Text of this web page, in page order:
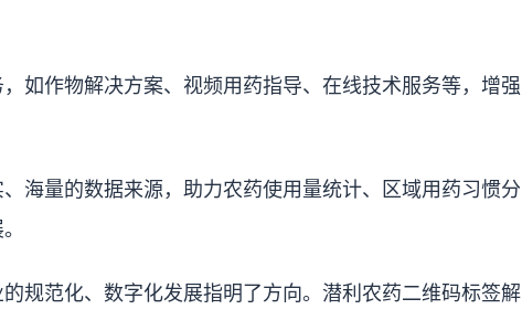
如作物解决方案、视频用药指导、在线技术服务等，增强
海量的数据来源，助力农药使用量统计、区域用药习惯分
规范化、数字化发展指明了方向。潜利农药二维码标签解